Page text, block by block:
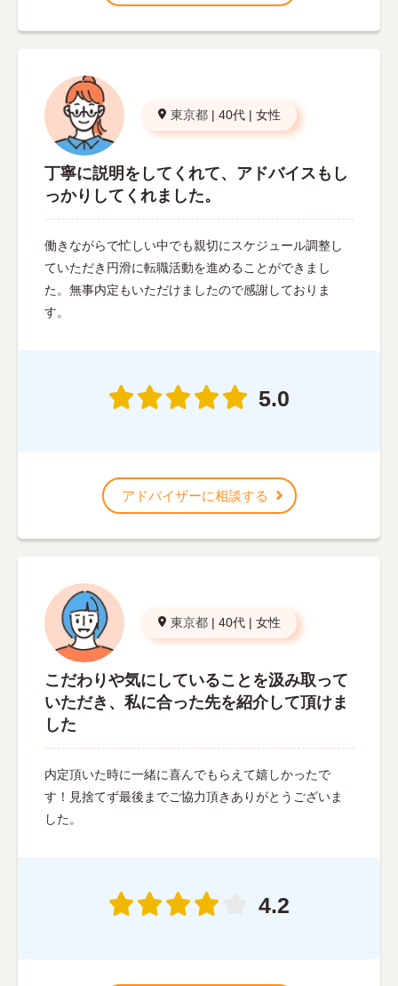
東京都 | 40代 | 女性
丁寧に説明をしてくれて、アドバイスもし
っかりしてくれました。
働きながらで忙しい中でも親切にスケジュール調整し
ていただき円滑に転職活動を進めることができまし
た。無事内定もいただけましたので感謝しておりま
す。
5.0
アドバイザーに相談する
東京都 | 40代 | 女性
こだわりや気にしていることを汲み取って
いただき、私に合った先を紹介して頂けま
した
内定頂いた時に一緒に喜んでもらえて嬉しかったで
す！見捨てず最後までご協力頂きありがとうございま
した。
4.2